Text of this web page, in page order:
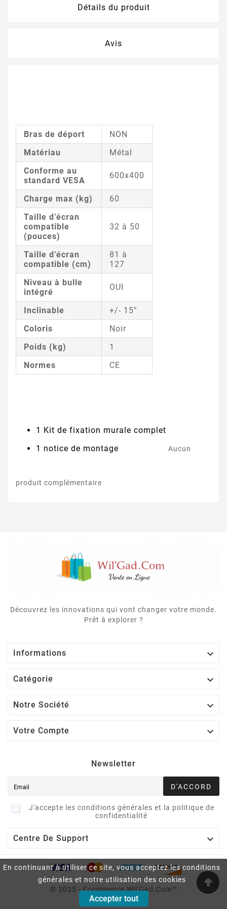
En continuant à utiliser ce site, vous acceptez les conditions
générales et notre utilisation des cookies
Accepter tout
Détails du produit
Avis
Bras de déport
NON
Matériau
Métal
Conforme au
standard VESA
600x400
Charge max (kg)
60
Taille d’écran
compatible
(pouces)
32 à 50
Taille d’écran
compatible (cm)
81 à
127
Niveau à bulle
intégré
OUI
Inclinable
+/- 15°
Coloris
Noir
Poids (kg)
1
Normes
CE
1 Kit de fixation murale complet
1 notice de montage
Aucun
produit complémentaire
Découvrez les innovations qui vont changer votre monde.
Prêt à explorer ?
Informations 
Catégorie 
Notre Société 
Votre Compte 
Newsletter
D'ACCORD
J'accepte les conditions générales et la politique de
confidentialité
Centre De Support 
© 2025 - Ecommerce Wil'Gad.Com™